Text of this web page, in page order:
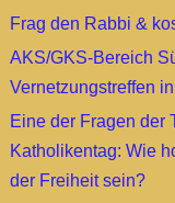
Frag den Rabbi &
AKS/GKS-Bereich
Vernetzungstreffen
Eine der Fragen der
Katholikentag: Wie
der Freiheit sein?